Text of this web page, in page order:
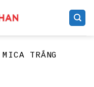
MICA TRẮNG